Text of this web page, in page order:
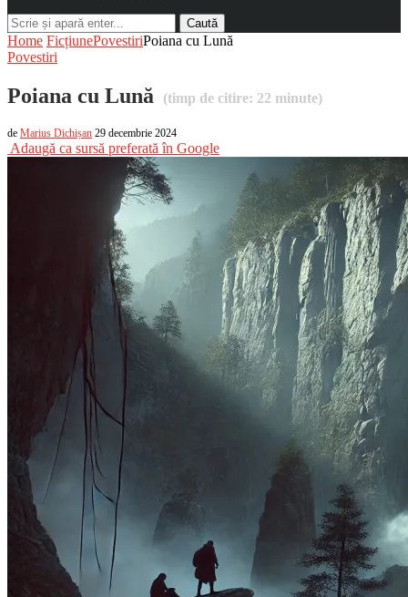
Caută
Home FicțiunePovestiriPoiana cu Lună
Povestiri
Poiana cu Lună (timp de citire: 22 minute)
de Marius Dichișan 29 decembrie 2024
Adaugă ca sursă preferată în Google